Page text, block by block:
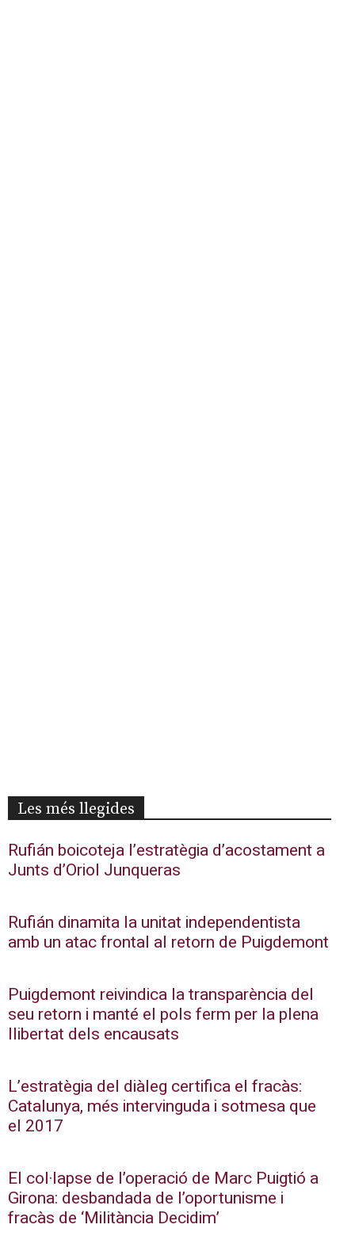
Les més llegides
Rufián boicoteja l’estratègia d’acostament a
Junts d’Oriol Junqueras
Rufián dinamita la unitat independentista
amb un atac frontal al retorn de Puigdemont
Puigdemont reivindica la transparència del
seu retorn i manté el pols ferm per la plena
llibertat dels encausats
L’estratègia del diàleg certifica el fracàs:
Catalunya, més intervinguda i sotmesa que
el 2017
El col·lapse de l’operació de Marc Puigtió a
Girona: desbandada de l’oportunisme i
fracàs de ‘Militància Decidim’